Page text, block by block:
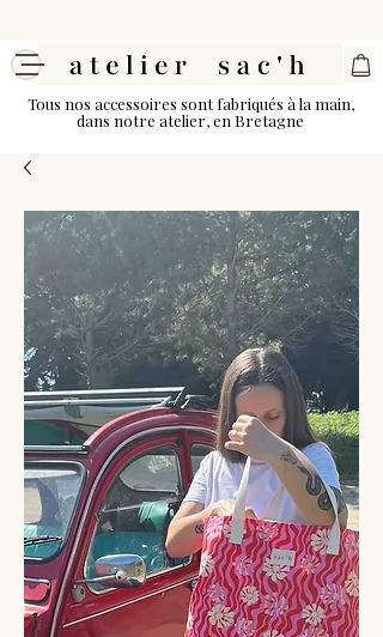
Tous nos accessoires sont fabriqués à la main,
dans notre atelier, en Bretagne